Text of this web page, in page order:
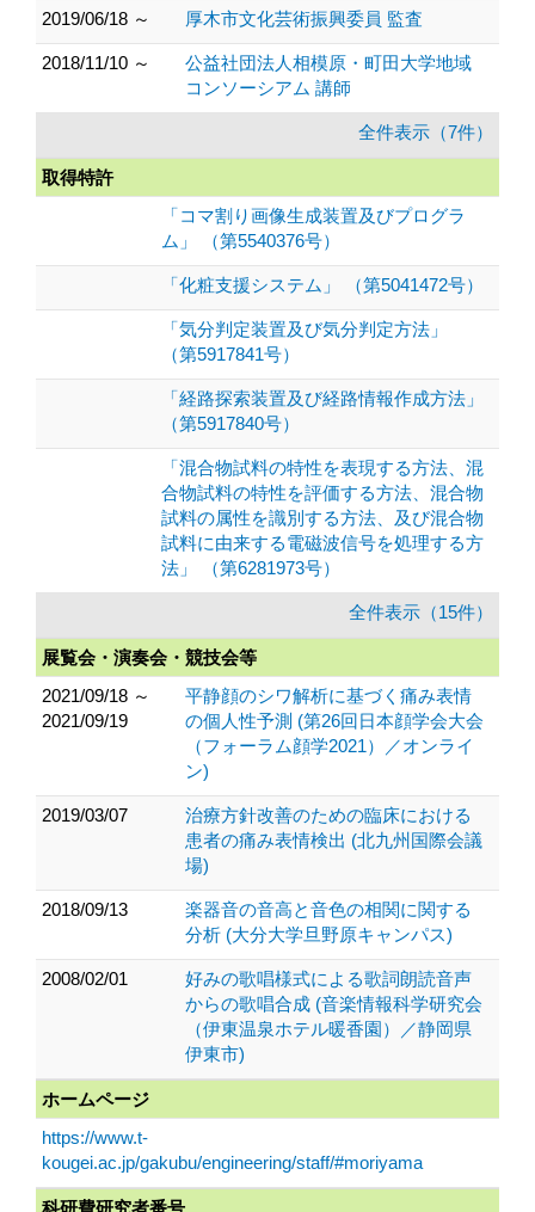
2019/06/18 ～ 厚木市文化芸術振興委員 監査
2018/11/10 ～
公益社団法人相模原・町田大学地域
コンソーシアム 講師
全件表示（7件）
取得特許
「コマ割り画像生成装置及びプログラ
ム」 （第5540376号）
「化粧支援システム」 （第5041472号）
「気分判定装置及び気分判定方法」
（第5917841号）
「経路探索装置及び経路情報作成方法」
（第5917840号）
「混合物試料の特性を表現する方法、混
合物試料の特性を評価する方法、混合物
試料の属性を識別する方法、及び混合物
試料に由来する電磁波信号を処理する方
法」 （第6281973号）
全件表示（15件）
展覧会・演奏会・競技会等
2021/09/18 ～
2021/09/19
平静顔のシワ解析に基づく痛み表情
の個人性予測 (第26回日本顔学会大会
（フォーラム顔学2021）／オンライ
ン)
2019/03/07
治療方針改善のための臨床における
患者の痛み表情検出 (北九州国際会議
場)
2018/09/13
楽器音の音高と音色の相関に関する
分析 (大分大学旦野原キャンパス)
2008/02/01
好みの歌唱様式による歌詞朗読音声
からの歌唱合成 (音楽情報科学研究会
（伊東温泉ホテル暖香園）／静岡県
伊東市)
ホームページ
https://www.t-
kougei.ac.jp/gakubu/engineering/staff/#moriyama
科研費研究者番号